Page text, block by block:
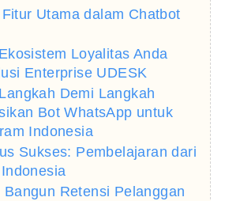
Utama dalam Chatbot
Loyalitas Anda
Enterprise UDESK
Demi Langkah
Bot WhatsApp untuk
Indonesia
Sukses: Pembelajaran dari
Bangun Retensi Pelanggan